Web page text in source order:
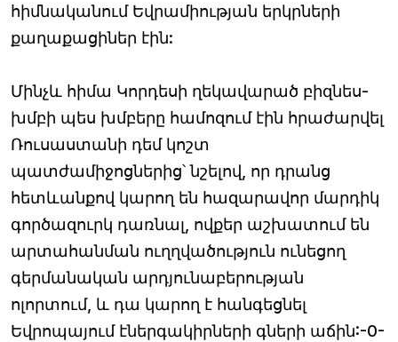
հիմնականում Եվրամիության երկրների
քաղաքացիներ էին:
Մինչև հիմա Կորդեսի ղեկավարած բիզնես-
խմբի պես խմբերը համոզում էին հրաժարվել
Ռուսաստանի դեմ կոշտ
պատժամիջոցներից՝ նշելով, որ դրանց
հետևանքով կարող են հազարավոր մարդիկ
գործազուրկ դառնալ, ովքեր աշխատում են
արտահանման ուղղվածություն ունեցող
գերմանական արդյունաբերության
ոլորտում, և դա կարող է հանգեցնել
Եվրոպայում էներգակիրների գների աճին:-0-